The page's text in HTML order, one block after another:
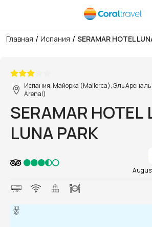
Главная / Испания / SERAMAR HOTEL
Испания, Майорка (Mallorca), Эль Ареналь
Arenal)
SERAMAR HOTEL
LUNA PARK